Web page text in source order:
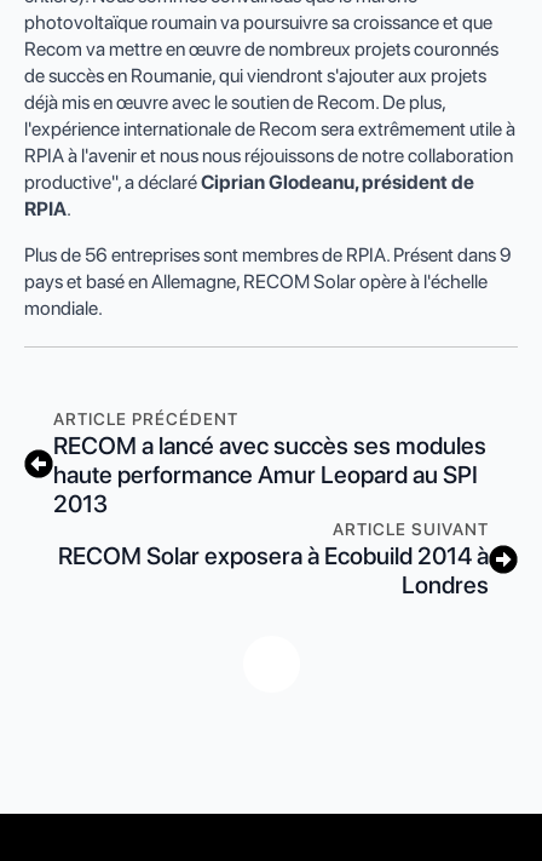
photovoltaïque roumain va poursuivre sa croissance et que
Recom va mettre en œuvre de nombreux projets couronnés
de succès en Roumanie, qui viendront s'ajouter aux projets
déjà mis en œuvre avec le soutien de Recom. De plus,
l'expérience internationale de Recom sera extrêmement utile à
RPIA à l'avenir et nous nous réjouissons de notre collaboration
productive", a déclaréCiprian Glodeanu, président de
RPIA.
Plus de 56 entreprises sont membres de RPIA. Présent dans 9
pays et basé en Allemagne, RECOM Solar opère à l'échelle
mondiale.
ARTICLE PRÉCÉDENT
RECOM a lancé avec succès ses modules
haute performance Amur Leopard au SPI
2013
ARTICLE SUIVANT
RECOM Solar exposera à Ecobuild 2014 à
Londres